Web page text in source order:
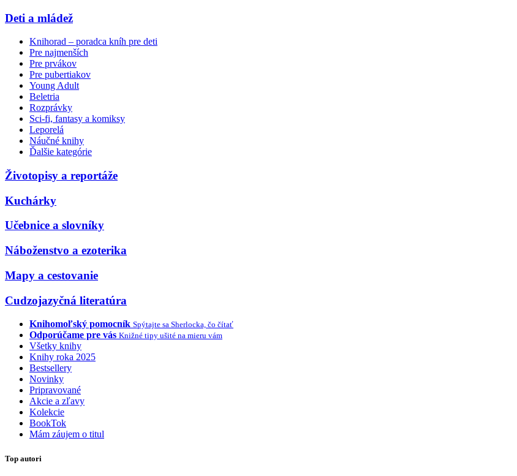
Deti a mládež
Knihorad – poradca kníh pre deti
Pre najmenších
Pre prvákov
Pre pubertiakov
Young Adult
Beletria
Rozprávky
Sci-fi, fantasy a komiksy
Leporelá
Náučné knihy
Ďalšie kategórie
Životopisy a reportáže
Kuchárky
Učebnice a slovníky
Náboženstvo a ezoterika
Mapy a cestovanie
Cudzojazyčná literatúra
Knihomoľský pomocník Spýtajte sa Sherlocka, čo čítať
Odporúčame pre vás Knižné tipy ušité na mieru vám
Všetky knihy
Knihy roka 2025
Bestsellery
Novinky
Pripravované
Akcie a zľavy
Kolekcie
BookTok
Mám záujem o titul
Top autori